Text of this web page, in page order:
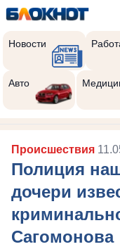
Новости
Авто
Происшествия
Полиция
дочери
Сагомонова